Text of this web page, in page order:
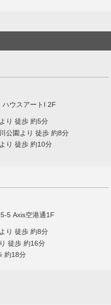
ウスアートI 2F
り 徒歩 約5分
公園より 徒歩 約8分
り 徒歩 約10分
5 Axis空港通1F
り 徒歩 約8分
徒歩 約16分
約18分